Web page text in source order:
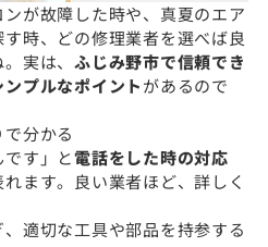
が故障した時や、真夏のエア
時、どの修理業者を選べば良
実は、 ふじみ野市で信頼でき
プルなポイントがあるので
分かる
です」と電話をした時の対応
れます。良い業者ほど、詳しく
適切な工具や部品を持参する